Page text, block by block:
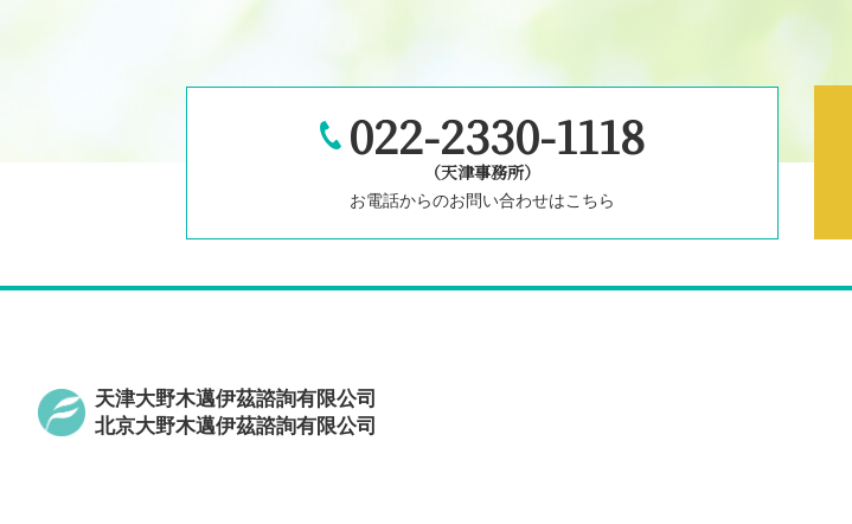
022-2330-1118
（天津事務所）
お電話からのお問い合わせはこちら
天津大野木邁伊茲諮詢有限公司
北京大野木邁伊茲諮詢有限公司